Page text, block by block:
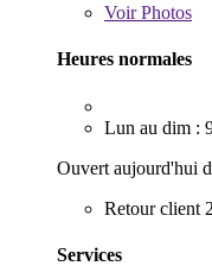
VoirPhotos
Heures normales
Lun au dim :
Ouvert aujourd'hui
Retour client
Services